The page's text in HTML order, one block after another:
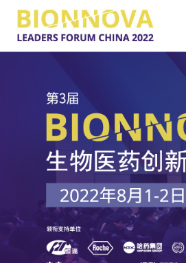
趋势解读
大会议程
嘉宾组成
参会及赞助